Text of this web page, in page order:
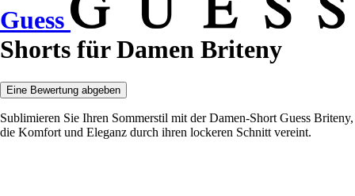
Guess
Shorts für Damen Briteny
Eine Bewertung abgeben
Sublimieren Sie Ihren Sommerstil mit der Damen-Short Guess Briteny,
die Komfort und Eleganz durch ihren lockeren Schnitt vereint.